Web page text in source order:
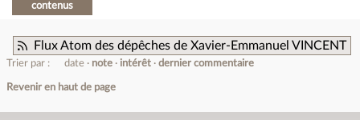
contenus
Flux Atom des dépêches de Xavier-Emmanuel VINCENT
Trier par : date note intérêt dernier commentaire
Revenir en haut de page